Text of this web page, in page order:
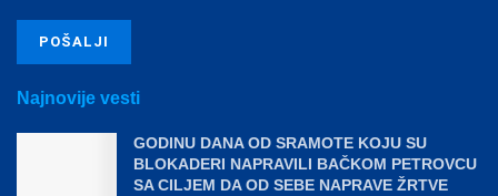
Najnovije vesti
GODINU DANA OD SRAMOTE KOJU SU
BLOKADERI NAPRAVILI BAČKOM PETROVCU
SA CILJEM DA OD SEBE NAPRAVE ŽRTVE